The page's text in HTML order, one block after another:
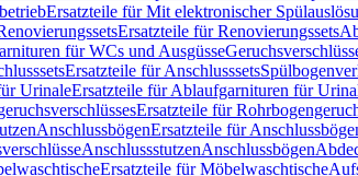
Ersatzteile für Mit elektronischer
Ersatzteile für Renovierungssets
für WCs und Ausgüsse
Ersatzteile für Anschlusssets
UrinaleErsatzteile für Ablaufgarnituren für
Ersatzteile für
AnschlussbögenErsatzteile für
AnschlussstutzenAnschlussbögen
Ersatzteile für Möbelwaschtische